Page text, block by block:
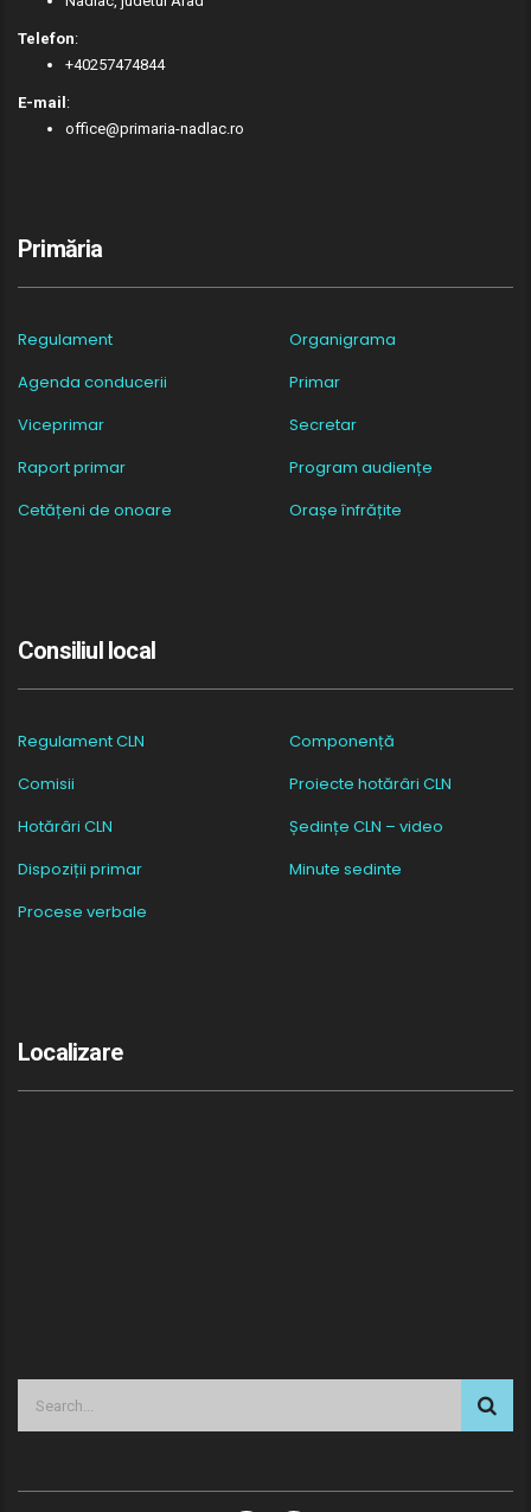
Telefon:
+40257474844
E-mail :
office@primaria-nadlac.ro
Primăria
Regulament
Organigrama
Agenda conducerii
Primar
Viceprimar
Secretar
Raport primar
Program audiențe
Cetățeni de onoare
Orașe înfrățite
Consiliul local
Regulament CLN
Componență
Comisii
Proiecte hotărâri CLN
Hotărâri CLN
Ședințe CLN – video
Dispoziții primar
Minute sedinte
Procese verbale
Localizare